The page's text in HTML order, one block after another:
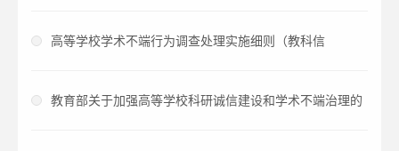
高等学校学术不端行为调查处理实施细则（教科信
〔2024〕3号）
教育部关于加强高等学校科研诚信建设和学术不端治理的